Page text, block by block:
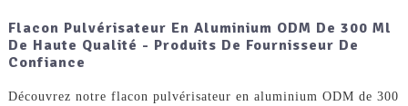
Flacon Pulvérisateur En Aluminium ODM De 300 Ml
De Haute Qualité - Produits De Fournisseur De
Confiance
Découvrez notre flacon pulvérisateur en aluminium ODM de 300